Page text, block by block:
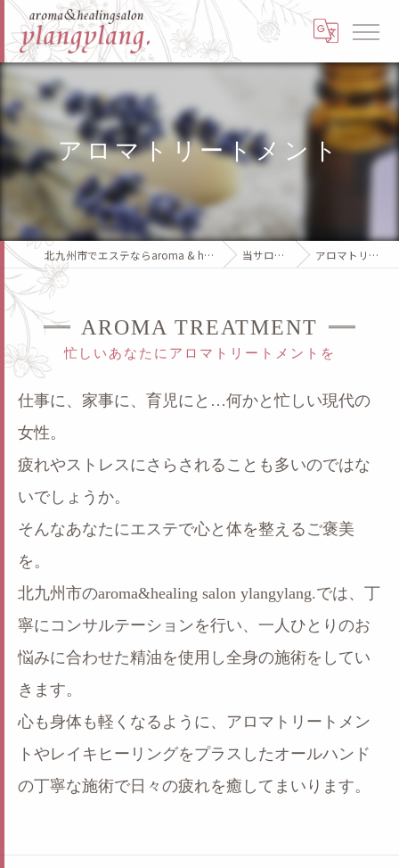
アロマトリートメント
北九州市でエステならaroma & healing salon ylangylang. 当サロンの特徴 アロマトリートメント
忙しいあなたにアロマトリートメントを
AROMA TREATMENT
仕事に、家事に、育児にと…何かと忙しい現代の
女性。
疲れやストレスにさらされることも多いのではな
いでしょうか。
そんなあなたにエステで心と体を整えるご褒美
を。
北九州市のaroma&healing salon ylangylang.では、丁
寧にコンサルテーションを行い、一人ひとりのお
悩みに合わせた精油を使用し全身の施術をしてい
きます。
心も身体も軽くなるように、アロマトリートメン
トやレイキヒーリングをプラスしたオールハンド
の丁寧な施術で日々の疲れを癒してまいります。